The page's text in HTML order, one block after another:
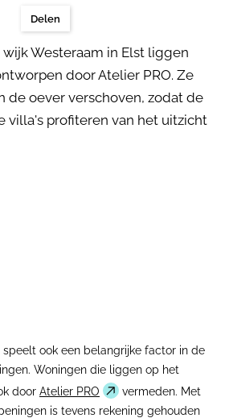
Delen
Westeraam in Elst liggen
door Atelier PRO. Ze
de oever verschoven, zodat de
villa's profiteren van het uitzicht
speelt ook een belangrijke factor in de
Woningen die liggen op het
door Atelier PRO
vermeden. Met
is tevens rekening gehouden